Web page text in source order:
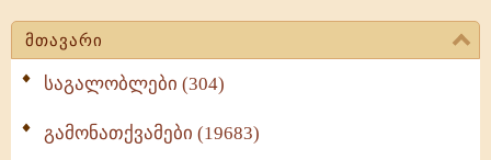
მთავარი
საგალობლები (304)
გამონათქვამები (19683)